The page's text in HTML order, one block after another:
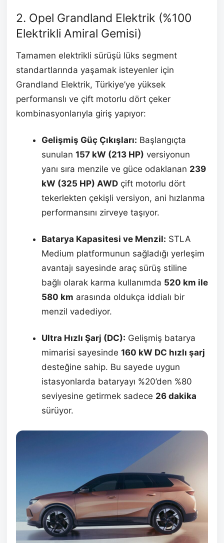
2. Opel Grandland Elektrik (%100
Elektrikli Amiral Gemisi)
Tamamen elektrikli sürüşü lüks segment
standartlarında yaşamak isteyenler için
Grandland Elektrik, Türkiye’ye yüksek
performanslı ve çift motorlu dört çeker
kombinasyonlarıyla giriş yapıyor:
Gelişmiş Güç Çıkışları: Başlangıçta
sunulan 157 kW (213 HP) versiyonun
yanı sıra menzile ve güce odaklanan 239
kW (325 HP) AWD çift motorlu dört
tekerlekten çekişli versiyon, ani hızlanma
performansını zirveye taşıyor.
Batarya Kapasitesi ve Menzil: STLA
Medium platformunun sağladığı yerleşim
avantajı sayesinde araç sürüş stiline
bağlı olarak karma kullanımda 520 km ile
580 km arasında oldukça iddialı bir
menzil vadediyor.
Ultra Hızlı Şarj (DC): Gelişmiş batarya
mimarisi sayesinde 160 kW DC hızlı şarj
desteğine sahip. Bu sayede uygun
istasyonlarda bataryayı %20’den %80
seviyesine getirmek sadece 26 dakika
sürüyor.